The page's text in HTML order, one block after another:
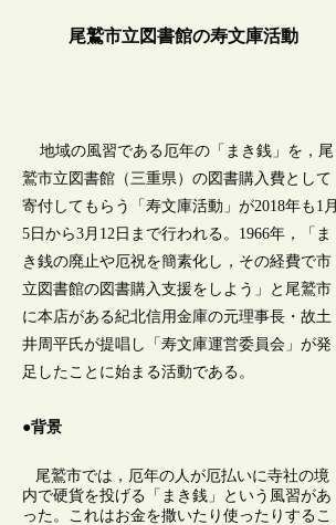
尾鷲市立図書館の寿文庫活動
地域の風習である厄年の「まき銭」を，尾
鷲市立図書館（三重県）の図書購入費として
寄付してもらう「寿文庫活動」が2018年も1月
5日から3月12日まで行われる。1966年，「ま
き銭の廃止や厄祝を簡素化し，その経費で市
立図書館の図書購入支援をしよう」と尾鷲市
に本店がある紀北信用金庫の元理事長・故土
井周平氏が提唱し「寿文庫運営委員会」が発
足したことに始まる活動である。
●背景
尾鷲市では，厄年の人が厄払いに寺社の境
内で硬貨を投げる「まき銭」という風習があ
った。これはお金を撒いたり使ったりするこ